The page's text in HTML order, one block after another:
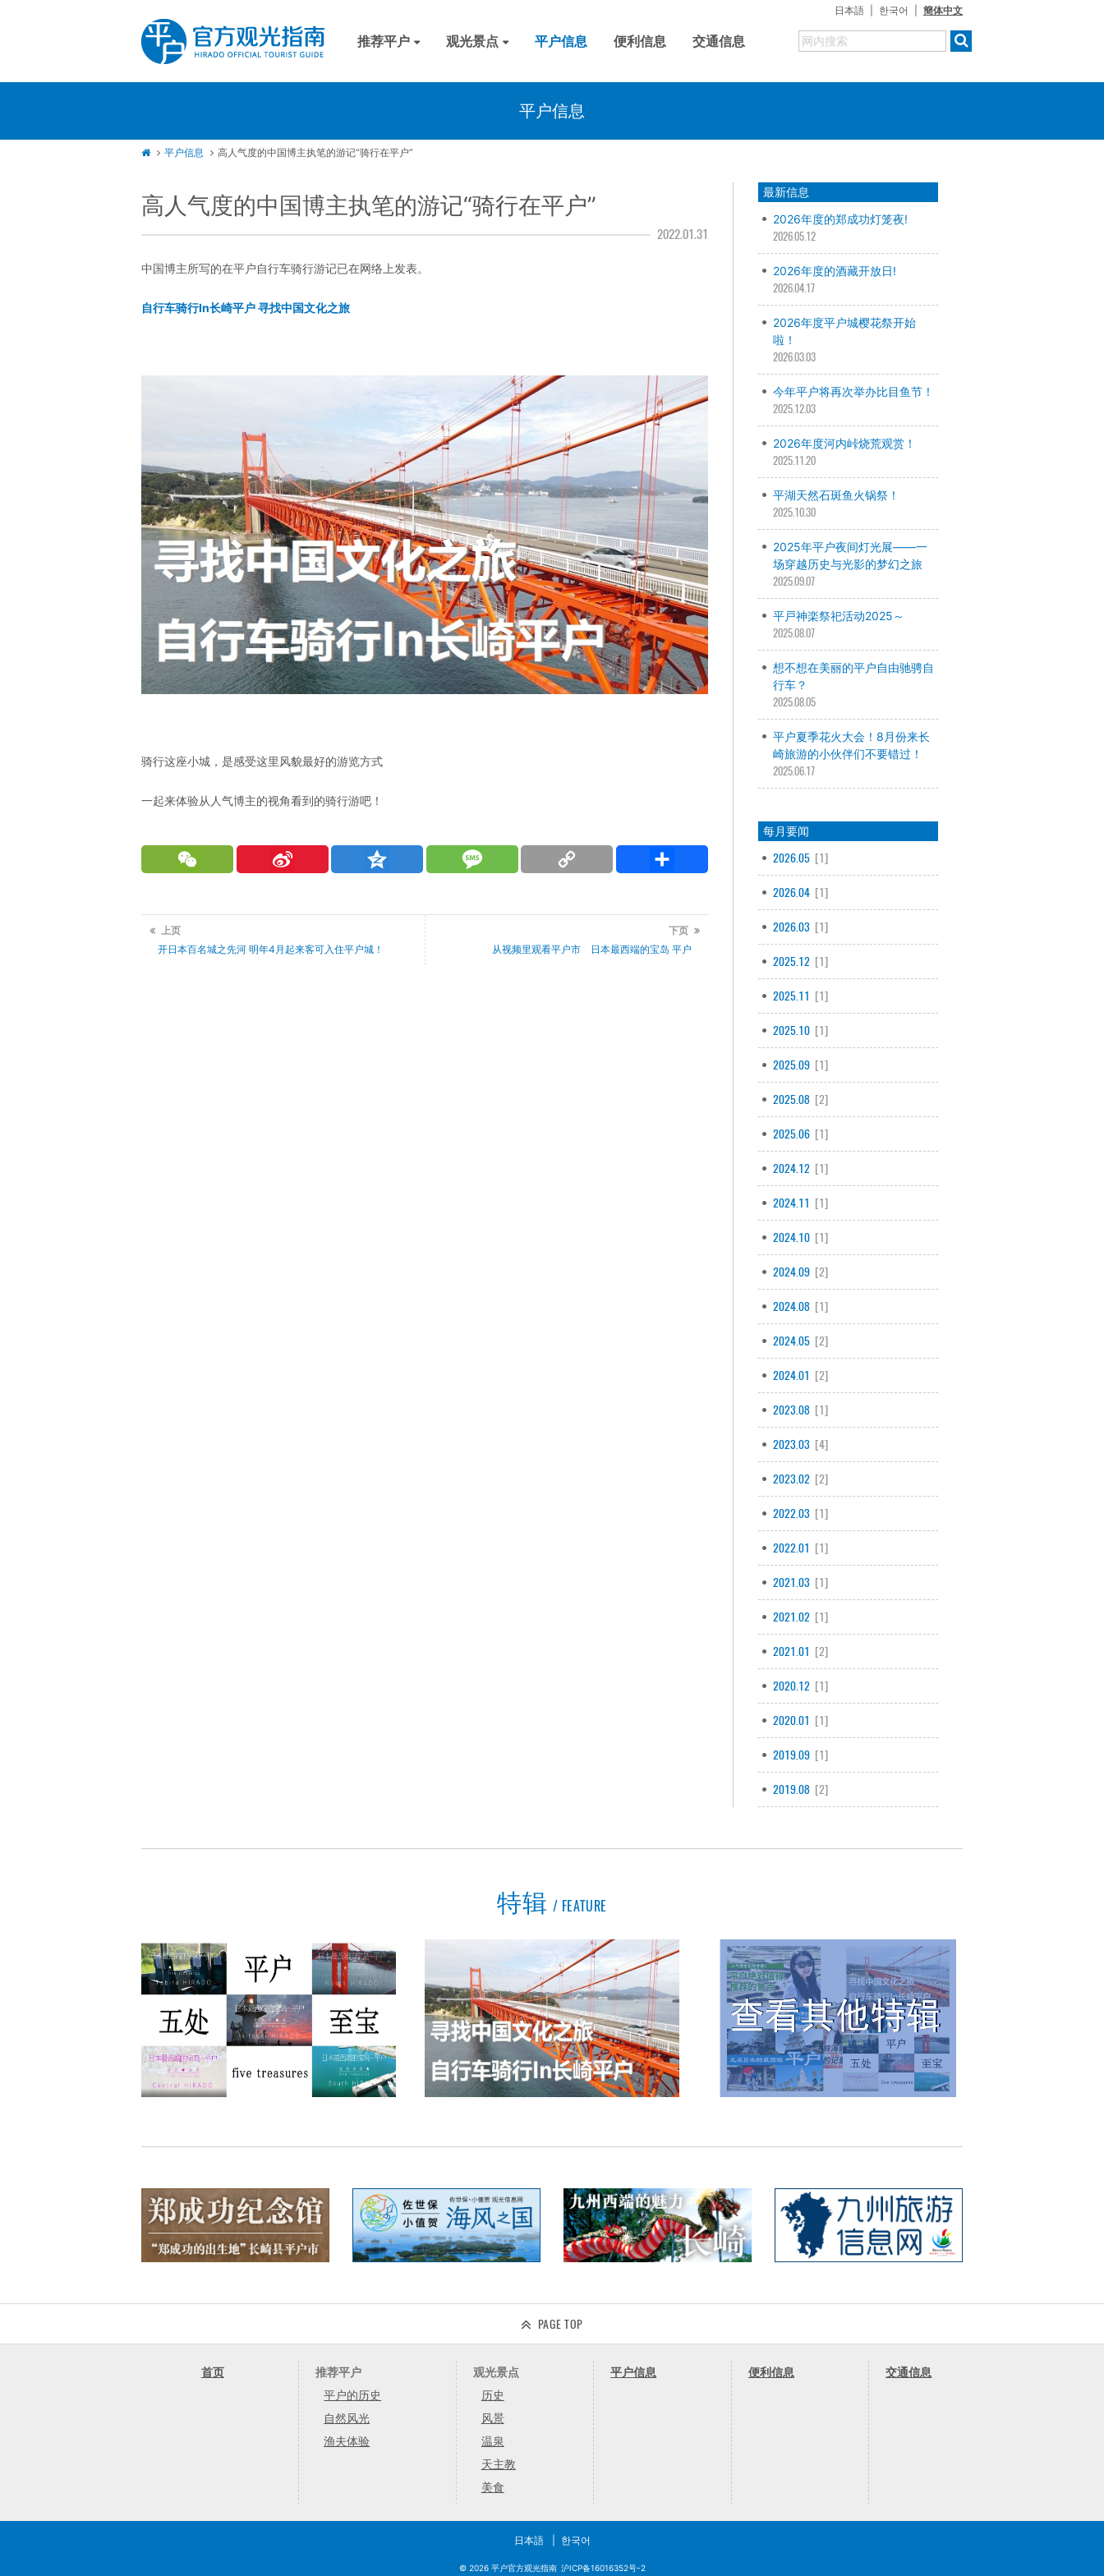
推荐平户 观光景点 平户信息 便利信息 交通信息
日本語 한국어 簡体中文
平户信息
平户信息 高人气度的中国博主执笔的游记“骑行在平户”
高人气度的中国博主执笔的游记“骑行在平户”
2022.01.31
中国博主所写的在平户自行车骑行游记已在网络上发表。
自行车骑行In长崎平户 寻找中国文化之旅
骑行这座小城，是感受这里风貌最好的游览方式
一起来体验从人气博主的视角看到的骑行游吧！
上页
开日本百名城之先河 明年4月起来客可入住平户城！
下页
从视频里观看平户市 日本最西端的宝岛 平户
最新信息
2026年度的郑成功灯笼夜!
2026.05.12
2026年度的酒藏开放日!
2026.04.17
2026年度平户城樱花祭开始
啦！
2026.03.03
今年平户将再次举办比目鱼节！
2025.12.03
2026年度河内峠烧荒观赏！
2025.11.20
平湖天然石斑鱼火锅祭！
2025.10.30
2025年平户夜间灯光展——一
场穿越历史与光影的梦幻之旅
2025.09.07
平戸神楽祭祀活动2025～
2025.08.07
想不想在美丽的平户自由驰骋自
行车？
2025.08.05
平户夏季花火大会！8月份来长
崎旅游的小伙伴们不要错过！
2025.06.17
每月要闻
2026.05 [1]
2026.04 [1]
2026.03 [1]
2025.12 [1]
2025.11 [1]
2025.10 [1]
2025.09 [1]
2025.08 [2]
2025.06 [1]
2024.12 [1]
2024.11 [1]
2024.10 [1]
2024.09 [2]
2024.08 [1]
2024.05 [2]
2024.01 [2]
2023.08 [1]
2023.03 [4]
2023.02 [2]
2022.03 [1]
2022.01 [1]
2021.03 [1]
2021.02 [1]
2021.01 [2]
2020.12 [1]
2020.01 [1]
2019.09 [1]
2019.08 [2]
特辑 FEATURE
PAGE TOP
首页
推荐平户
平户的历史
自然风光
渔夫体验
观光景点
历史
风景
温泉
天主教
美食
平户信息 便利信息 交通信息
日本語 한국어
© 2026 平户官方观光指南 沪ICP备16016352号-2